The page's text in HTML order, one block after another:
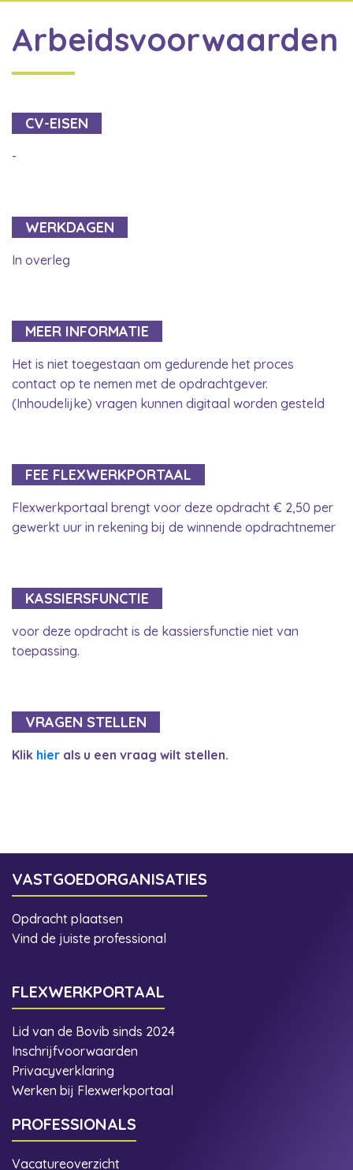
Arbeidsvoorwaarden
CV-EISEN
-
WERKDAGEN
In overleg
MEER INFORMATIE
Het is niet toegestaan om gedurende het proces
contact op te nemen met de opdrachtgever.
(Inhoudelijke) vragen kunnen digitaal worden gesteld
FEE FLEXWERKPORTAAL
Flexwerkportaal brengt voor deze opdracht € 2,50 per
gewerkt uur in rekening bij de winnende opdrachtnemer
KASSIERSFUNCTIE
voor deze opdracht is de kassiersfunctie niet van
toepassing.
VRAGEN STELLEN
Klik hier als u een vraag wilt stellen.
VASTGOEDORGANISATIES
Opdracht plaatsen
Vind de juiste professional
FLEXWERKPORTAAL
Lid van de Bovib sinds 2024
Inschrijfvoorwaarden
Privacyverklaring
Werken bij Flexwerkportaal
PROFESSIONALS
Vacatureoverzicht